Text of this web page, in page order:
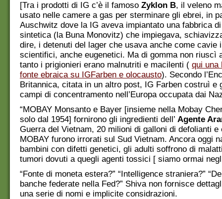
[Tra i prodotti di IG c’è il famoso Zyklon B, il veleno
usato nelle camere a gas per sterminare gli ebrei, in
Auschwitz dove la IG aveva impiantato una fabbrica
sintetica (la Buna Monovitz) che impiegava,
dire, i detenuti del lager che usava anche come cavie
scientifici, anche eugenetici. Ma di gomma non riuscì
tanto i prigionieri erano malnutriti e macilenti ( qui una
fonte ebraica su IGFarben e olocausto). Secondo
Britannica, citata in un altro post, IG Farben costruì e
campi di concentramento nell’Europa occupata dai
“MOBAY Monsanto e Bayer [insieme nella Mobay
solo dal 1954] fornirono gli ingredienti dell’ Agente
Guerra del Vietnam, 20 milioni di galloni di defolianti e
MOBAY furono irrorati sul Sud Vietnam. Ancora oggi
bambini con difetti genetici, gli adulti soffrono di
tumori dovuti a quegli agenti tossici [ siamo ormai
“Fonte di moneta estera?” “Intelligence straniera?”
banche federate nella Fed?” Shiva non fornisce
una serie di nomi e implicite considrazioni.